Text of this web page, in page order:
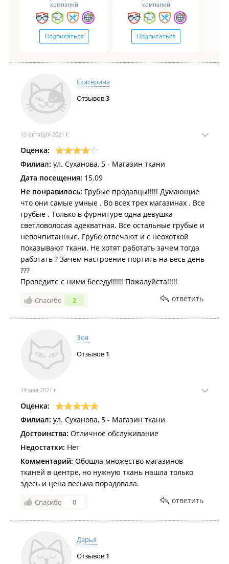
компаний
Подписаться
компаний
Подписаться
Екатерина
Отзывов3
13 октября 2021 г.
Оценка:
Филиал: ул. Суханова, 5 - Магазин ткани
Дата посещения: 15.09
Не понравилось: Грубые продавцы!!!!! Думающие
что они самые умные . Во всех трех магазинах . Все
грубые . Только в фурнитуре одна девушка
светловолосая адекватная. Все остальные грубые и
невочпитанные. Грубо отвечают и с неохоткой
показывают ткани. Не хотят работать зачем тогда
работать ? Зачем настроение портить на весь день
???
Проведите с ними беседу!!!!!! Пожалуйста!!!!!
Спасибо 2 ответить
Зоя
Отзывов 1
19 мая 2021 г.
Оценка:
Филиал: ул. Суханова, 5 - Магазин ткани
Достоинства: Отличное обслуживание
Недостатки: Нет
Комментарий: Обошла множество магазинов
тканей в центре, но нужную ткань нашла только
здесь и цена весьма порадовала.
Спасибо 0 ответить
Дарья
Отзывов 1